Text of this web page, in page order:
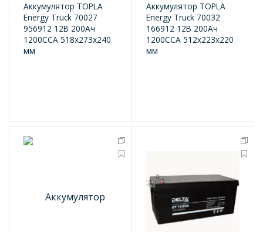
Аккумулятор TOPLA
Energy Truck 70027
956912 12В 200Ач
1200CCA 518x273x240
мм
Аккумулятор TOPLA
Energy Truck 70032
166912 12В 200Ач
1200CCA 512x223x220
мм